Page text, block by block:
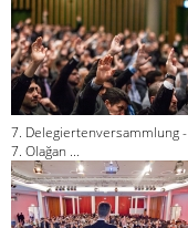
7. Delegiertenversammlung -
7. Olağan ...